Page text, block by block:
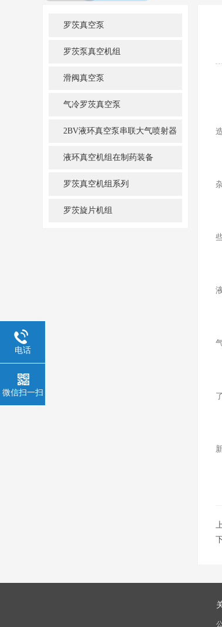
罗茨真空泵
罗茨泵真空机组
滑阀真空泵
气冷罗茨真空泵
2BV液环真空泵串联大气喷射器
机组液环真空机组在制药装备
罗茨真空机组系列
罗茨旋片机组
电话
微信扫一扫